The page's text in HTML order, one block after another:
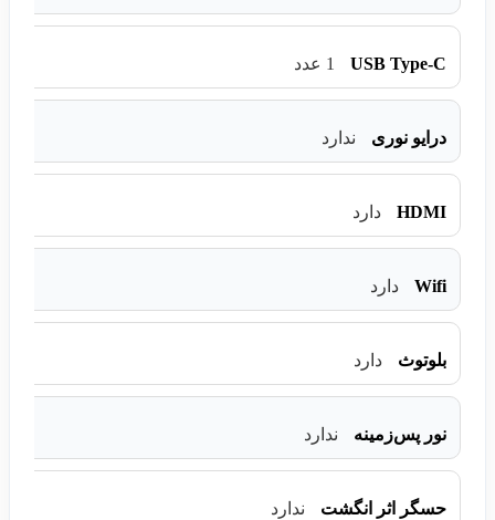
USB Type-C 1 عدد
درایو نوری ندارد
HDMI دارد
Wifi دارد
بلوتوث دارد
نور پس‌زمینه ندارد
حسگر اثر انگشت ندارد